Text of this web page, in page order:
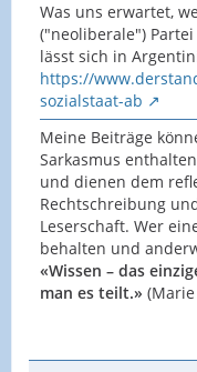
Was uns erwartet,
("neoliberale")
lässt sich in
https://
sozialstaat-ab
Meine Beiträge
Sarkasmus
und dienen dem
Rechtschreibung
Leserschaft. Wer
behalten und
«Wissen – das
man es teilt.»